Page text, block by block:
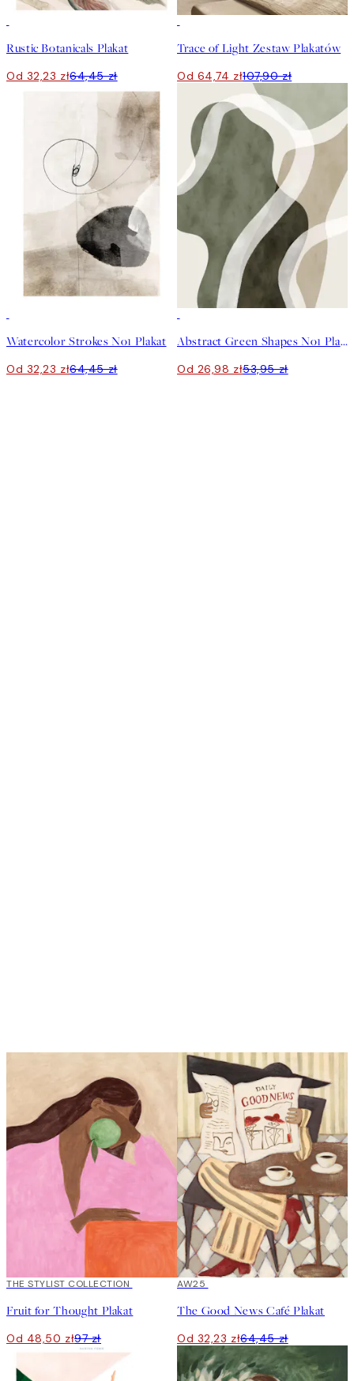
Rustic Botanicals Plakat
Od 32,23 zł64,45 zł
Trace of Light Zestaw Plakatów
Od 64,74 zł107,90 zł
Watercolor Strokes No1 Plakat
Od 32,23 zł64,45 zł
Abstract Green Shapes No1 Plakat
Od 26,98 zł53,95 zł
50%*
THE STYLIST COLLECTION
Fruit for Thought Plakat
Od 48,50 zł97 zł
50%*
AW25
The Good News Café Plakat
Od 32,23 zł64,45 zł